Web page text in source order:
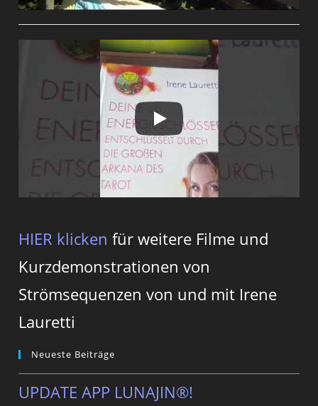
HIER klicken für weitere Filme und
Kurzdemonstrationen von
Strömsequenzen von und mit Irene
Lauretti
Neueste Beiträge
UPDATE APP LUNAJIN®!